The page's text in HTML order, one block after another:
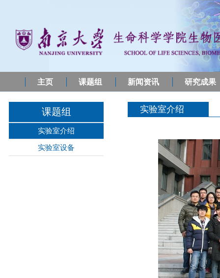
主页 课题组 新闻资讯 研究成果
课题组
实验室介绍
实验室设备
实验室介绍